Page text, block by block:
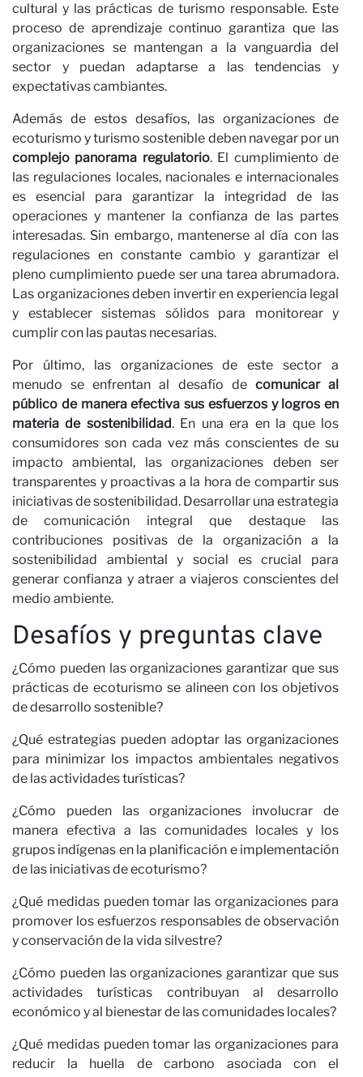
cultural y las prácticas de turismo responsable. Este
proceso de aprendizaje continuo garantiza que las
organizaciones se mantengan a la vanguardia del
sector y puedan adaptarse a las tendencias y
expectativas cambiantes.
Además de estos desafíos, las organizaciones de
ecoturismo y turismo sostenible deben navegar por un
complejo panorama regulatorio. El cumplimiento de
las regulaciones locales, nacionales e internacionales
es esencial para garantizar la integridad de las
operaciones y mantener la confianza de las partes
interesadas. Sin embargo, mantenerse al día con las
regulaciones en constante cambio y garantizar el
pleno cumplimiento puede ser una tarea abrumadora.
Las organizaciones deben invertir en experiencia legal
y establecer sistemas sólidos para monitorear y
cumplir con las pautas necesarias.
Por último, las organizaciones de este sector a
menudo se enfrentan al desafío de comunicar al
público de manera efectiva sus esfuerzos y logros en
materia de sostenibilidad. En una era en la que los
consumidores son cada vez más conscientes de su
impacto ambiental, las organizaciones deben ser
transparentes y proactivas a la hora de compartir sus
iniciativas de sostenibilidad. Desarrollar una estrategia
de comunicación integral que destaque las
contribuciones positivas de la organización a la
sostenibilidad ambiental y social es crucial para
generar confianza y atraer a viajeros conscientes del
medio ambiente.
Desafíos y preguntas clave
¿Cómo pueden las organizaciones garantizar que sus
prácticas de ecoturismo se alineen con los objetivos
de desarrollo sostenible?
¿Qué estrategias pueden adoptar las organizaciones
para minimizar los impactos ambientales negativos
de las actividades turísticas?
¿Cómo pueden las organizaciones involucrar de
manera efectiva a las comunidades locales y los
grupos indígenas en la planificación e implementación
de las iniciativas de ecoturismo?
¿Qué medidas pueden tomar las organizaciones para
promover los esfuerzos responsables de observación
y conservación de la vida silvestre?
¿Cómo pueden las organizaciones garantizar que sus
actividades turísticas contribuyan al desarrollo
económico y al bienestar de las comunidades locales?
¿Qué medidas pueden tomar las organizaciones para
reducir la huella de carbono asociada con el